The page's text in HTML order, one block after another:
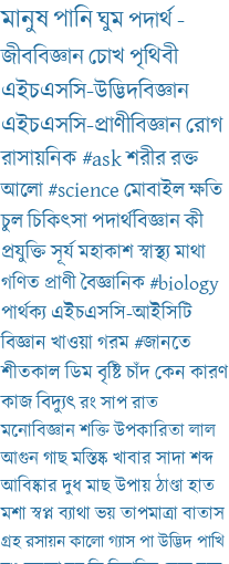
মানুষপানিঘুমপদার্থ-
জীববিজ্ঞানচোখপৃথিবী
এইচএসসি-উদ্ভিদবিজ্ঞান
এইচএসসি-প্রাণীবিজ্ঞানরোগ
রাসায়নিক#askশরীররক্ত
আলো#scienceমোবাইলক্ষতি
চুলচিকিৎসাপদার্থবিজ্ঞানকী
প্রযুক্তিসূর্যমহাকাশস্বাস্থ্যমাথা
গণিত প্রাণীবৈজ্ঞানিক#biology
পার্থক্য এইচএসসি-আইসিটি
বিজ্ঞানখাওয়াগরম#জানতে
শীতকালডিমবৃষ্টিচাঁদকেনকারণ
কাজবিদ্যুৎরংসাপরাত
মনোবিজ্ঞানশক্তিউপকারিতালাল
আগুনগাছমস্তিষ্কখাবারসাদাশব্দ
আবিষ্কারদুধমাছউপায়ঠাণ্ডাহাত
মশাস্বপ্নব্যাথাভয়তাপমাত্রাবাতাস
গ্রহরসায়নকালোগ্যাসপাউদ্ভিদপাখি